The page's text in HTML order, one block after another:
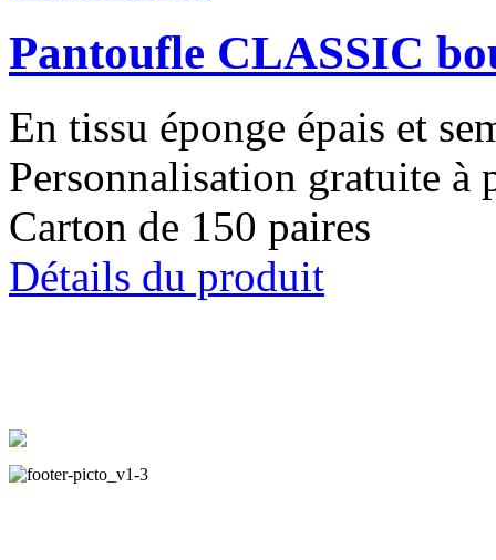
Pantoufle CLASSIC
En tissu éponge épais et
Personnalisation gratuite à
Carton de 150 paires
Détails du produit